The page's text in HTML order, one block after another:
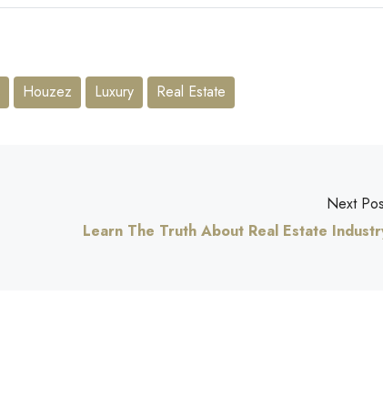
Houzez Luxury Real Estate
Next
Learn The Truth About Real Estate